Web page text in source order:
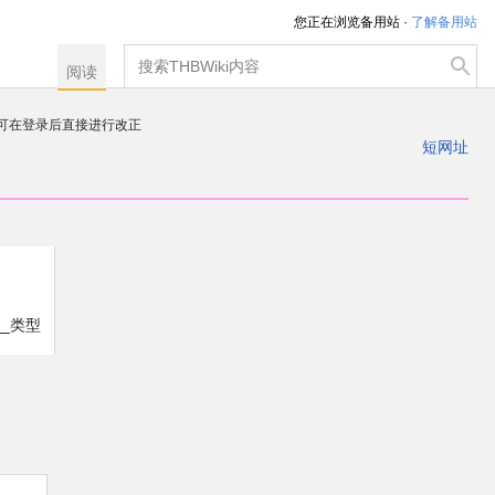
在登录后直接进行改正
短网址
类型
您正在浏览备用站 · 了解备用站
阅读
搜
索